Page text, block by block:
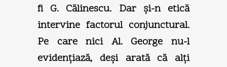
fi G. Călinescu. Dar şi-n etică
intervine factorul conjunctural.
Pe care nici Al. George nu-l
evidenţiază, deşi arată că alţi